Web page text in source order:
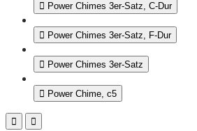
Power Chimes 3er-Satz, C-Dur
Power Chimes 3er-Satz, F-Dur
Power Chimes 3er-Satz
Power Chime, c5